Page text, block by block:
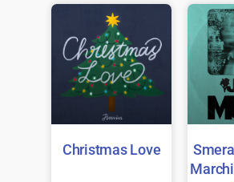
Christmas Love